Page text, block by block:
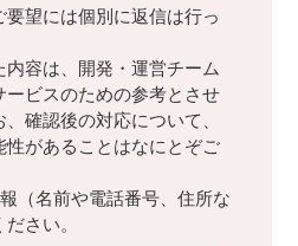
望には個別に返信は行っ
容は、開発・運営チーム
ービスのための参考とさせ
確認後の対応について、
性があることはなにとぞご
（名前や電話番号、住所な
さい。